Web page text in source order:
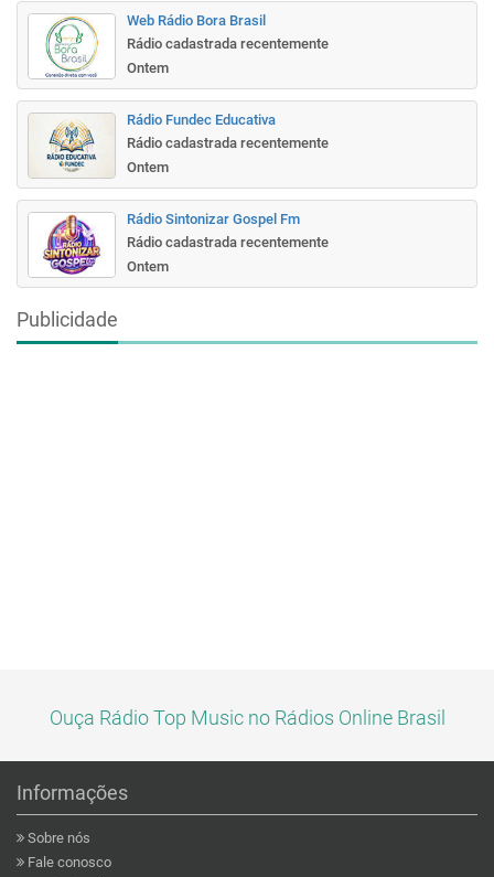
Web Rádio Bora Brasil
Rádio cadastrada recentemente
Ontem
Rádio Fundec Educativa
Rádio cadastrada recentemente
Ontem
Rádio Sintonizar Gospel Fm
Rádio cadastrada recentemente
Ontem
Publicidade
Ouça Rádio Top Music no Rádios Online Brasil
Informações
Sobre nós
Fale conosco